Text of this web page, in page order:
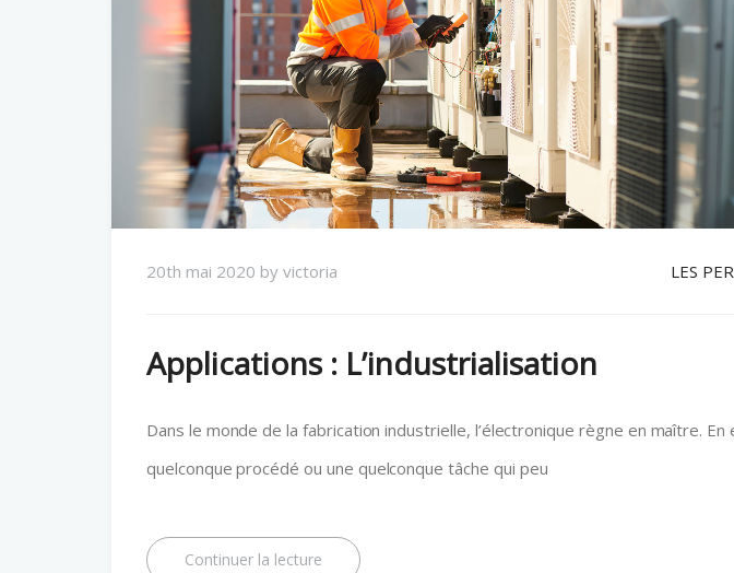
20th mai 2020 by victoria LES
Applications : L’industrialisation
Dans le monde de la fabrication industrielle, l’électronique règne en maître. En
quelconque procédé ou une quelconque tâche qui peu
Continuer la lecture